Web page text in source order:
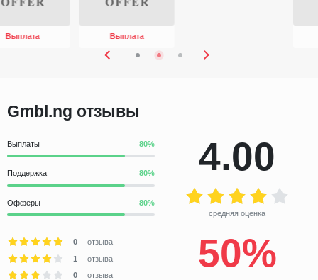
Выплата Выплата
PREVIOUS NEXT
Gmbl.ng отзывы
Выплаты
Поддержка
Офферы
4.00
средняя оценка
0
отзыва
1
отзыва
0
отзыва
50%